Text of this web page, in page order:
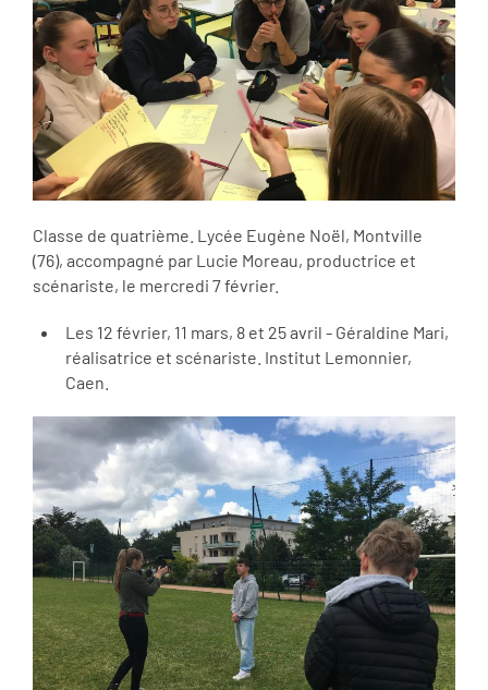
Classe de quatrième. Lycée Eugène Noël, Montville
(76), accompagné par Lucie Moreau, productrice et
scénariste, le mercredi 7 février.
Les 12 février, 11 mars, 8 et 25 avril - Géraldine Mari,
réalisatrice et scénariste. Institut Lemonnier,
Caen.